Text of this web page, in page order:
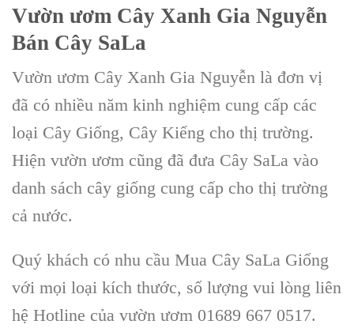
Vườn ươm Cây Xanh Gia Nguyễn
Bán Cây SaLa
Vườn ươm Cây Xanh Gia Nguyễn là đơn vị
đã có nhiều năm kinh nghiệm cung cấp các
loại Cây Giống, Cây Kiểng cho thị trường.
Hiện vườn ươm cũng đã đưa Cây SaLa vào
danh sách cây giống cung cấp cho thị trường
cả nước.
Quý khách có nhu cầu Mua Cây SaLa Giống
với mọi loại kích thước, số lượng vui lòng liên
hệ Hotline của vườn ươm 01689 667 0517.